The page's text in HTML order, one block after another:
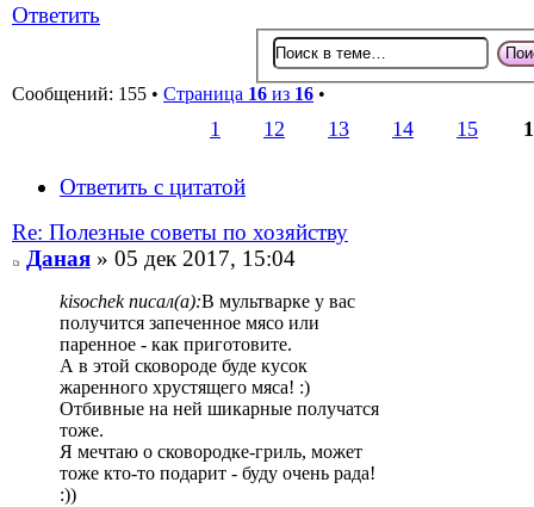
Ответить
Сообщений: 155 • Страница 16 из 16 •
1 12 13 14 15
Ответить с цитатой
Re: Полезные советы по хозяйству
Даная» 05 дек 2017, 15:04
kisochek писал(а):В мультварке у вас
получится запеченное мясо или
паренное - как приготовите.
А в этой сковороде буде кусок
жаренного хрустящего мяса! :)
Отбивные на ней шикарные получатся
тоже.
Я мечтаю о сковородке-гриль, может
тоже кто-то подарит - буду очень рада!
:))